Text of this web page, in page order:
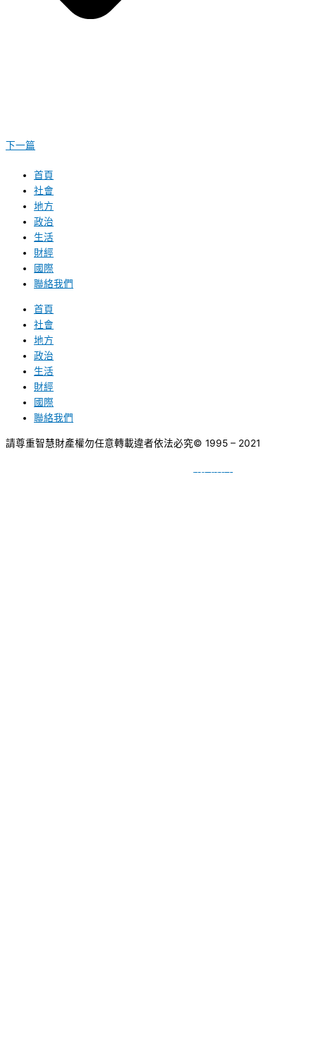
下一篇
首頁
社會
地方
政治
生活
財經
國際
聯絡我們
首頁
社會
地方
政治
生活
財經
國際
聯絡我們
請尊重智慧財產權勿任意轉載違者依法必究© 1995 – 2021